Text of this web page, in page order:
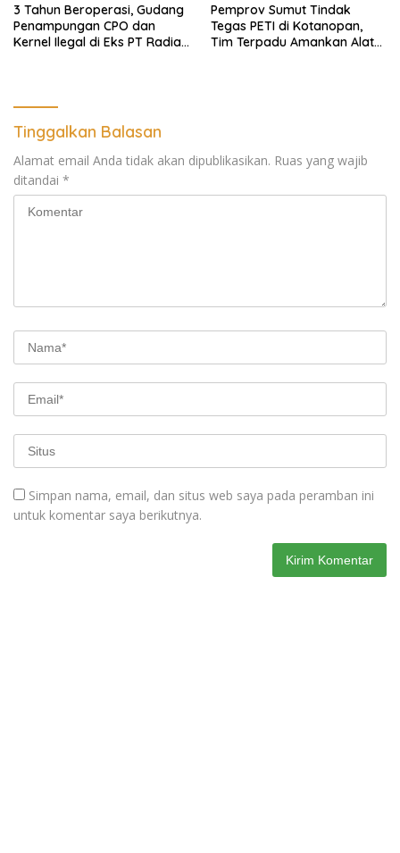
3 Tahun Beroperasi, Gudang
Penampungan CPO dan
Kernel Ilegal di Eks PT Radian
Pemprov Sumut Tindak
Tegas PETI di Kotanopan,
Tim Terpadu Amankan Alat
Tinggalkan Balasan
Alamat email Anda tidak akan dipublikasikan. Ruas yang wajib
ditandai *
Simpan nama, email, dan situs web saya pada peramban ini
untuk komentar saya berikutnya.